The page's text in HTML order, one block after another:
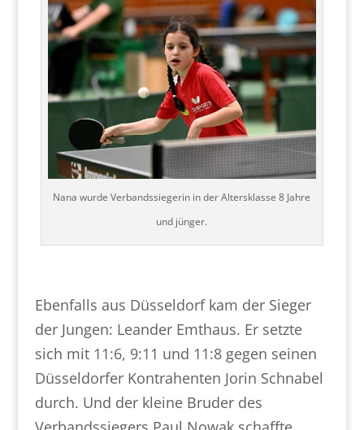
Nana wurde Verbandssiegerin in der Altersklasse 8 Jahre
und jünger.
Ebenfalls aus Düsseldorf kam der Sieger
der Jungen: Leander Emthaus. Er setzte
sich mit 11:6, 9:11 und 11:8 gegen seinen
Düsseldorfer Kontrahenten Jorin Schnabel
durch. Und der kleine Bruder des